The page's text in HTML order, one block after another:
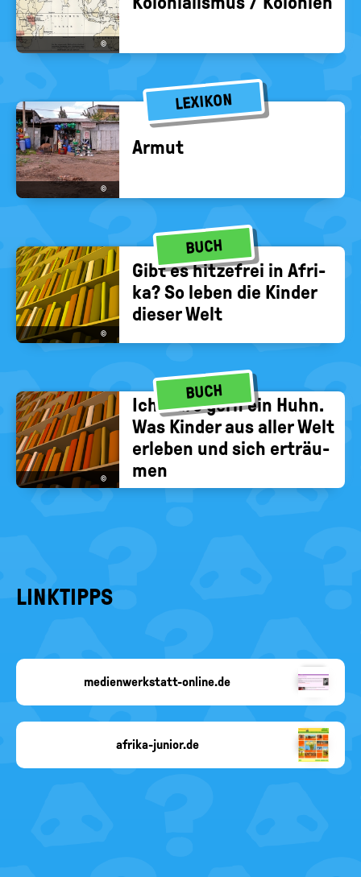
©
LEXIKON
©
Armut
BUCH
©
Gibt es hit­ze­frei in Afri­
ka? So leben die Kin­der
die­ser Welt
BUCH
©
Ich wäre gern ein Huhn.
Was Kin­der aus aller Welt
er­le­ben und sich er­träu­
men
LINKTIPPS
fehlt
medienwerkstatt-online.de
afrika-junior.de